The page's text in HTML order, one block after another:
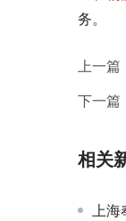
务。
上一篇
下一篇
相关
上海